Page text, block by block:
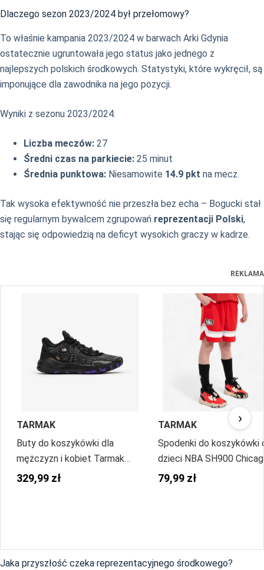
Dlaczego sezon 2023/2024 był przełomowy?
To właśnie kampania 2023/2024 w barwach Arki Gdynia
ostatecznie ugruntowała jego status jako jednego z
najlepszych polskich środkowych. Statystyki, które wykręcił, są
imponujące dla zawodnika na jego pozycji.
Wyniki z sezonu 2023/2024:
Liczba meczów: 27
Średni czas na parkiecie: 25 minut
Średnia punktowa: Niesamowite 14.9 pkt na mecz.
Tak wysoka efektywność nie przeszła bez echa – Bogucki stał
się regularnym bywalcem zgrupowań reprezentacji Polski,
stając się odpowiedzią na deficyt wysokich graczy w kadrze.
REKLAMA
TARMAK
Buty do koszykówki dla
mężczyzn i kobiet Tarmak
NBA Lakers Fast 900 Low-1
329,99 zł
TARMAK
Spodenki do koszykówki
dzieci NBA SH900
Bulls
79,99 zł
›
Jaka przyszłość czeka reprezentacyjnego środkowego?